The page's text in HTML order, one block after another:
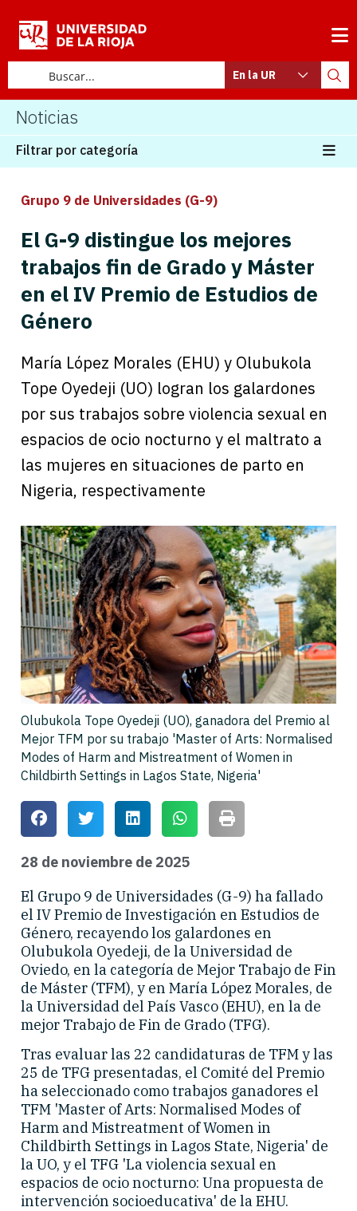
En la UR
Noticias
Filtrar por categoría
Grupo 9 de Universidades (G-9)
El G-9 distingue los mejores
trabajos fin de Grado y Máster
en el IV Premio de Estudios de
Género
María López Morales (EHU) y Olubukola
Tope Oyedeji (UO) logran los galardones
por sus trabajos sobre violencia sexual en
espacios de ocio nocturno y el maltrato a
las mujeres en situaciones de parto en
Nigeria, respectivamente
Olubukola Tope Oyedeji (UO), ganadora del Premio al
Mejor TFM por su trabajo 'Master of Arts: Normalised
Modes of Harm and Mistreatment of Women in
Childbirth Settings in Lagos State, Nigeria'
28 de noviembre de 2025
El Grupo 9 de Universidades (G-9) ha fallado
el IV Premio de Investigación en Estudios de
Género, recayendo los galardones en
Olubukola Oyedeji, de la Universidad de
Oviedo, en la categoría de Mejor Trabajo de Fin
de Máster (TFM), y en María López Morales, de
la Universidad del País Vasco (EHU), en la de
mejor Trabajo de Fin de Grado (TFG).
Tras evaluar las 22 candidaturas de TFM y las
25 de TFG presentadas, el Comité del Premio
ha seleccionado como trabajos ganadores el
TFM 'Master of Arts: Normalised Modes of
Harm and Mistreatment of Women in
Childbirth Settings in Lagos State, Nigeria' de
la UO, y el TFG 'La violencia sexual en
espacios de ocio nocturno: Una propuesta de
intervención socioeducativa' de la EHU.